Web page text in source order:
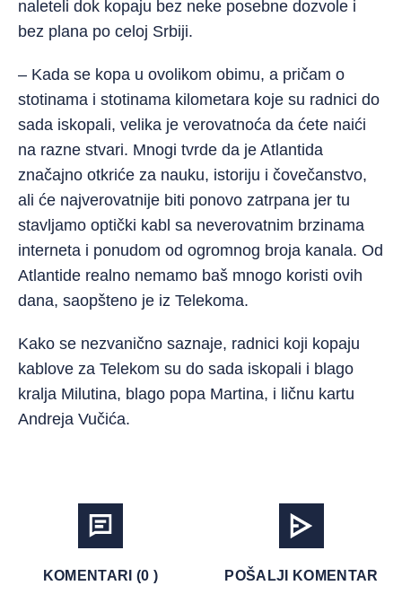
naleteli dok kopaju bez neke posebne dozvole i
bez plana po celoj Srbiji.
– Kada se kopa u ovolikom obimu, a pričam o
stotinama i stotinama kilometara koje su radnici do
sada iskopali, velika je verovatnoća da ćete naići
na razne stvari. Mnogi tvrde da je Atlantida
značajno otkriće za nauku, istoriju i čovečanstvo,
ali će najverovatnije biti ponovo zatrpana jer tu
stavljamo optički kabl sa neverovatnim brzinama
interneta i ponudom od ogromnog broja kanala. Od
Atlantide realno nemamo baš mnogo koristi ovih
dana, saopšteno je iz Telekoma.
Kako se nezvanično saznaje, radnici koji kopaju
kablove za Telekom su do sada iskopali i blago
kralja Milutina, blago popa Martina, i ličnu kartu
Andreja Vučića.
KOMENTARI (0 ) POŠALJI KOMENTAR